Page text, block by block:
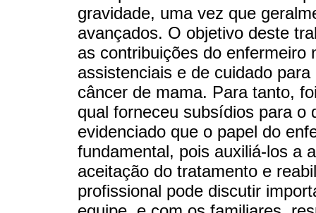
gravidade, uma vez que
avançados. O objetivo deste
as contribuições do enfermeiro
assistenciais e de cuidado
câncer de mama. Para tanto,
qual forneceu subsídios para o
evidenciado que o papel do
fundamental, pois auxiliá-los a
aceitação do tratamento e
profissional pode discutir